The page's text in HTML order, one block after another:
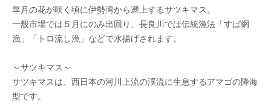
皐月の花が咲く頃に伊勢湾から遡上するサツキマス。
一般市場では５月にのみ出回り、長良川では伝統漁法「すば網
漁」「トロ流し漁」などで水揚げされます。
～サツキマス～
サツキマスは、西日本の河川上流の渓流に生息するアマゴの降海
型です。